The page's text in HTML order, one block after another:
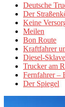
Deutsche
Der
Keine
Meilen
Bon Route
Kraftfahrer
Diesel-
Trucker am
Fernfahrer –
Der Spiegel